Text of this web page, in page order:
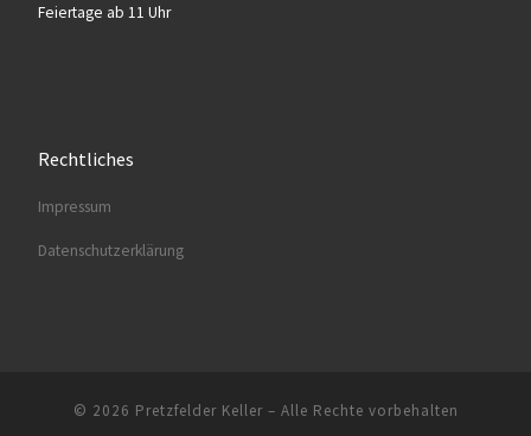
Fei­er­ta­ge ab 11 Uhr
Rechtliches
Impres­sum
Daten­schutz­er­klä­rung
© 2026 Pretzfelder Keller – Alle Rechte vorbehalten